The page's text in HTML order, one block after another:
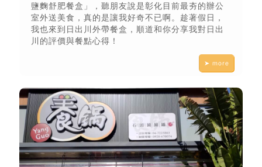
鹽麴舒肥餐盒」，聽朋友說是彰化目前最夯的辦公
室外送美食，真的是讓我好奇不已啊。趁著假日，
我也來到日出川外帶餐盒，順道和你分享我對日出
川的評價與餐點心得！
➤ more